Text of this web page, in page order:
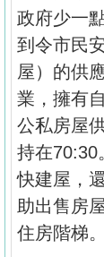
政府少一
到令市民
屋）的供
業，擁有
公私房屋
持在70:30
快建屋，
助出售房
住房階梯。